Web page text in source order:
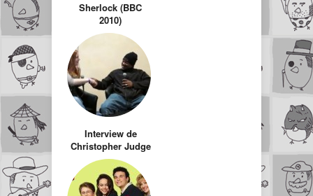
Sherlock (BBC
2010)
Interview de
Christopher Judge